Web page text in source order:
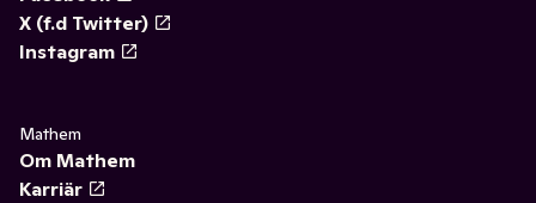
X (f.d Twitter)
Instagram
Mathem
Om Mathem
Karriär